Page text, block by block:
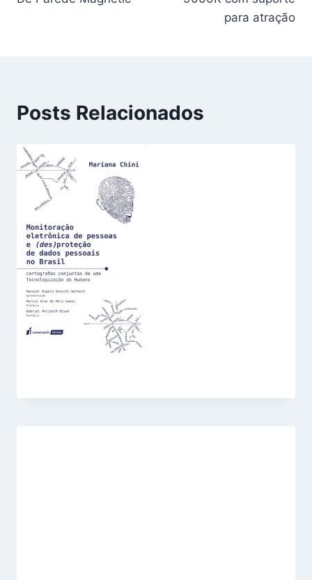
para atração
Posts Relacionados